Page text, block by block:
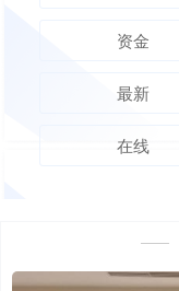
资金
最新
在线